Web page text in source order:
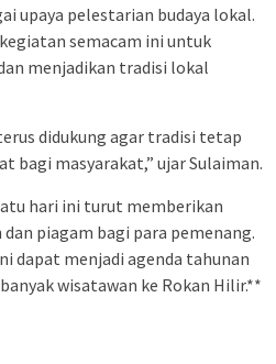
upaya pelestarian budaya lokal.
semacam ini untuk
menjadikan tradisi lokal
didukung agar tradisi tetap
bagi masyarakat,” ujar Sulaiman.
hari ini turut memberikan
piagam bagi para pemenang.
dapat menjadi agenda tahunan
wisatawan ke Rokan Hilir.**